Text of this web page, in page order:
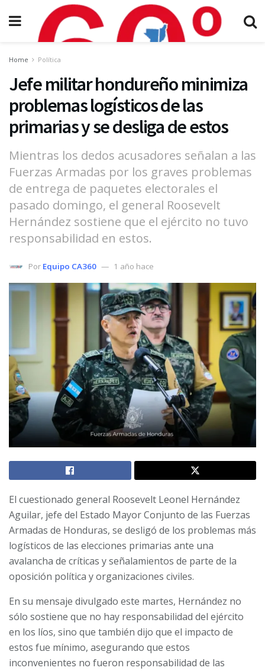
Home Política
Jefe militar hondureño minimiza
problemas logísticos de las
primarias y se desliga de estos
Mientras los dedos acusadores señalan a las
Fuerzas Armadas por los graves problemas
de entrega de paquetes electorales el
pasado domingo, el general Roosevelt
Hernández sostiene que el ejército no tuvo
responsabilidad en estos.
Por Equipo CA360 1 año hace
El cuestionado general Roosevelt Leonel Hernández
Aguilar, jefe del Estado Mayor Conjunto de las Fuerzas
Armadas de Honduras, se desligó de los problemas más
logísticos de las elecciones primarias ante una
avalancha de críticas y señalamientos de parte de la
oposición política y organizaciones civiles.
En su mensaje divulgado este martes, Hernández no
sólo sostiene que no hay responsabilidad del ejército
en los líos, sino que también dijo que el impacto de
estos fue mínimo, asegurando que estos
inconvenientes no fueron responsabilidad de las